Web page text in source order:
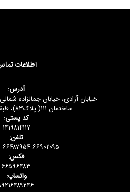
اطلاعات
آدرس:
خیابان آزادی، خیابان جمالزاده
ساختمان ۱۱۱( پلاک۸۳)، طبقه ۴، واحد ۱۳B
کد پستی:
۱۴۱۹۸۱۴۱۱۷
تلفن:
۶۶۴۸۹۲۴۶-
فکس:
۶۶۵۹۶۴۸۳
واتساپ: